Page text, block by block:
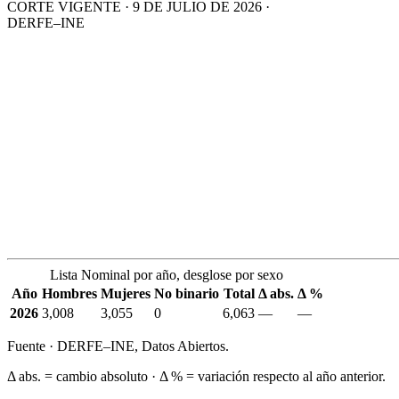
CORTE VIGENTE · 9 DE JULIO DE 2026 ·
DERFE–INE
Lista Nominal por año, desglose por sexo
Año Hombres Mujeres No binario Total Δ abs. Δ %
2026 3,008 3,055 0 6,063 — —
Fuente · DERFE–INE, Datos Abiertos.
Δ abs. = cambio absoluto · Δ % = variación respecto al año anterior.